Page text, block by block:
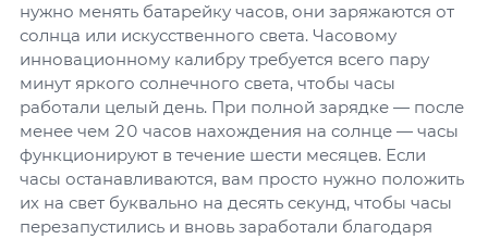
нужно менять батарейку часов, они заряжаются от
солнца или искусственного света. Часовому
инновационному калибру требуется всего пару
минут яркого солнечного света, чтобы часы
работали целый день. При полной зарядке — после
менее чем 20 часов нахождения на солнце — часы
функционируют в течение шести месяцев. Если
часы останавливаются, вам просто нужно положить
их на свет буквально на десять секунд, чтобы часы
перезапустились и вновь заработали благодаря